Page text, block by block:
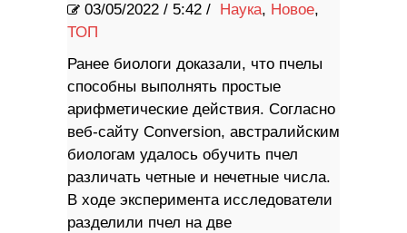
03/05/2022 / 5:42 / Наука, Новое,
ТОП
Ранее биологи доказали, что пчелы
способны выполнять простые
арифметические действия. Согласно
веб-сайту Conversion, австралийским
биологам удалось обучить пчел
различать четные и нечетные числа.
В ходе эксперимента исследователи
разделили пчел на две